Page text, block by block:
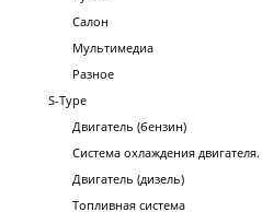
Салон
Мультимедиа
Разное
S-Type
Двигатель (бензин)
Система охлаждения двигателя.
Двигатель (дизель)
Топливная система